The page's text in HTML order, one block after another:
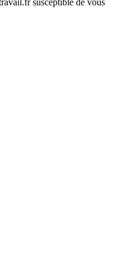
susceptible de vous